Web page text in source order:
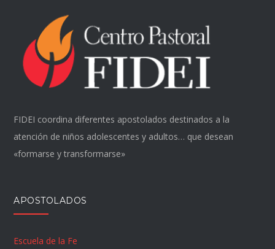
FIDEI coordina diferentes apostolados destinados a la
atención de niños adolescentes y adultos… que desean
«formarse y transformarse»
APOSTOLADOS
Escuela de la Fe